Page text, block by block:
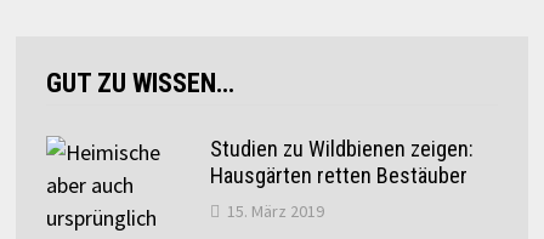
GUT ZU WISSEN…
Studien zu Wildbienen zeigen:
Hausgärten retten Bestäuber
15. März 2019